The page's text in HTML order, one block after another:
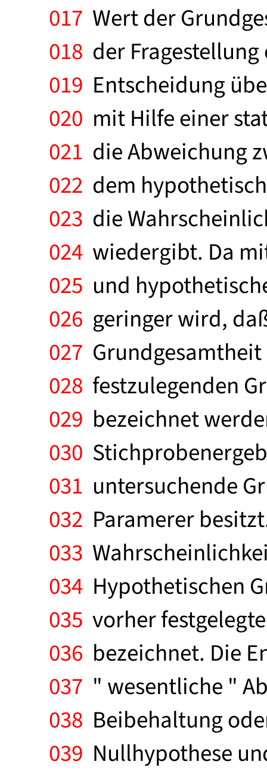
017 Wert der
018 der
019 Entscheidung
020 mit Hilfe einer
021 die Abweichung
022 dem
023 die
024 wiedergibt. Da
025 und
026 geringer wird,
027
028 festzulegenden
029 bezeichnet
030
031 untersuchende
032 Paramerer
033
034 Hypothetischen
035 vorher
036 bezeichnet. Die
037 " wesentliche "
038 Beibehaltung
039 Nullhypothese